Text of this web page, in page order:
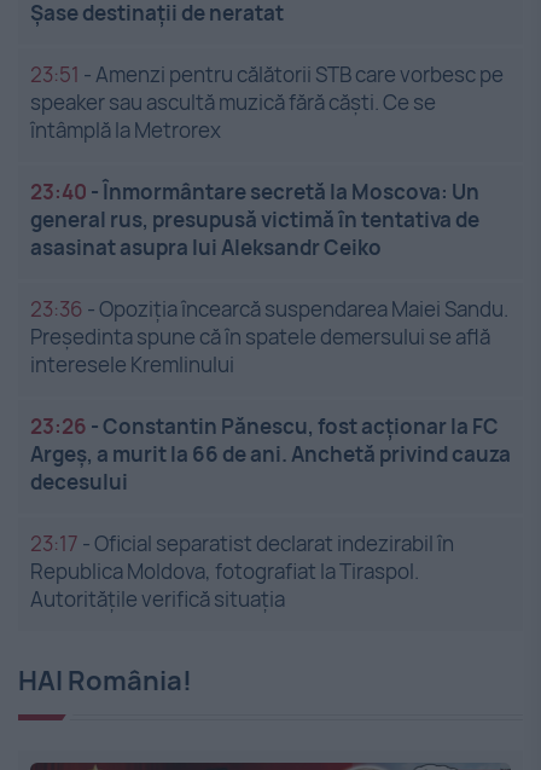
Șase destinații de neratat
23:51 -Amenzi pentru călătorii STB care vorbesc pe
speaker sau ascultă muzică fără căști. Ce se
întâmplă la Metrorex
23:40 -Înmormântare secretă la Moscova: Un
general rus, presupusă victimă în tentativa de
asasinat asupra lui Aleksandr Ceiko
23:36 -Opoziția încearcă suspendarea Maiei Sandu.
Președinta spune că în spatele demersului se află
interesele Kremlinului
23:26 -Constantin Pănescu, fost acționar la FC
Argeș, a murit la 66 de ani. Anchetă privind cauza
decesului
23:17 -Oficial separatist declarat indezirabil în
Republica Moldova, fotografiat la Tiraspol.
Autoritățile verifică situația
HAI România!